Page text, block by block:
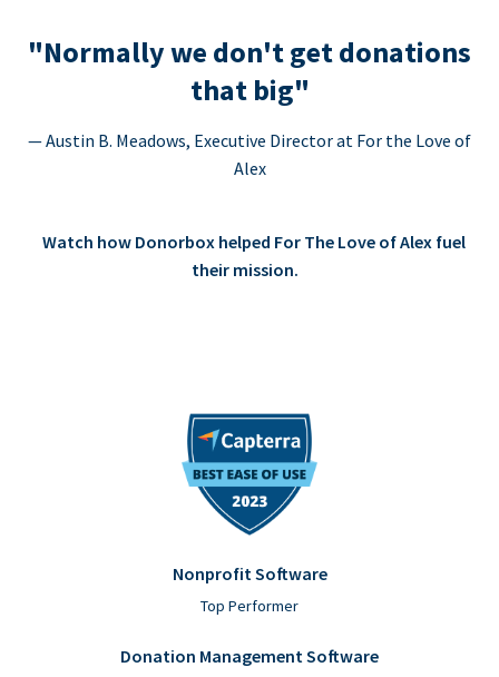
"Normally we don't get donations
that big"
— Austin B. Meadows, Executive Director at For the Love of
Alex
Watch how Donorbox helped For The Love of Alex fuel
their mission.
Nonprofit Software
Top Performer
Donation Management Software